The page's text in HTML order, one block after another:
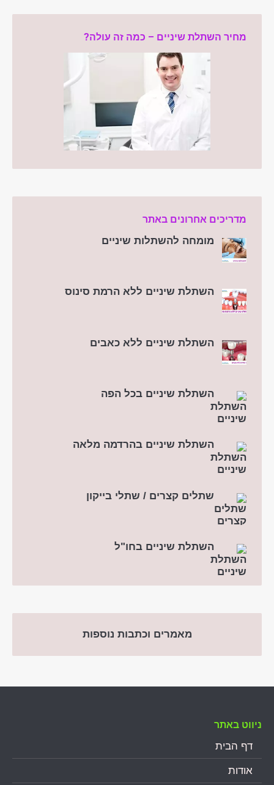
מחיר השתלת שיניים – כמה זה עולה?
מדריכים אחרונים באתר
מומחה להשתלות שיניים
השתלת שיניים ללא הרמת סינוס
השתלת שיניים ללא כאבים
השתלת שיניים בכל הפה
השתלת שיניים בהרדמה מלאה
שתלים קצרים / שתלי בייקון
השתלת שיניים בחו"ל
מאמרים וכתבות נוספות
ניווט באתר
דף הבית
אודות